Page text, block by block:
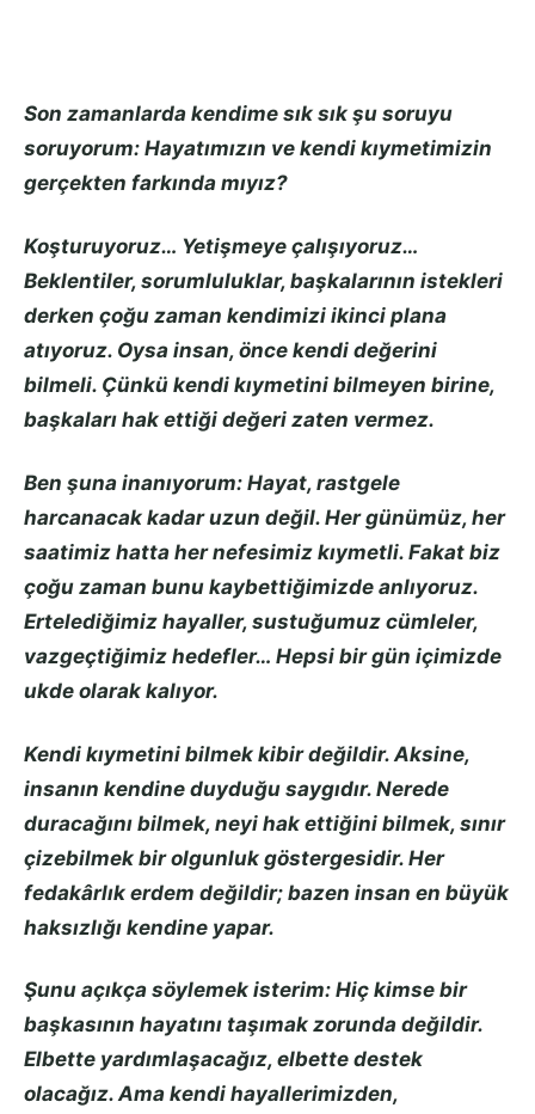
Son zamanlarda kendime sık sık şu soruyu
soruyorum: Hayatımızın ve kendi kıymetimizin
gerçekten farkında mıyız?
Koşturuyoruz… Yetişmeye çalışıyoruz…
Beklentiler, sorumluluklar, başkalarının istekleri
derken çoğu zaman kendimizi ikinci plana
atıyoruz. Oysa insan, önce kendi değerini
bilmeli. Çünkü kendi kıymetini bilmeyen birine,
başkaları hak ettiği değeri zaten vermez.
Ben şuna inanıyorum: Hayat, rastgele
harcanacak kadar uzun değil. Her günümüz, her
saatimiz hatta her nefesimiz kıymetli. Fakat biz
çoğu zaman bunu kaybettiğimizde anlıyoruz.
Ertelediğimiz hayaller, sustuğumuz cümleler,
vazgeçtiğimiz hedefler… Hepsi bir gün içimizde
ukde olarak kalıyor.
Kendi kıymetini bilmek kibir değildir. Aksine,
insanın kendine duyduğu saygıdır. Nerede
duracağını bilmek, neyi hak ettiğini bilmek, sınır
çizebilmek bir olgunluk göstergesidir. Her
fedakârlık erdem değildir; bazen insan en büyük
haksızlığı kendine yapar.
Şunu açıkça söylemek isterim: Hiç kimse bir
başkasının hayatını taşımak zorunda değildir.
Elbette yardımlaşacağız, elbette destek
olacağız. Ama kendi hayallerimizden,